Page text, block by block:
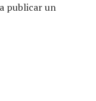
publicar un